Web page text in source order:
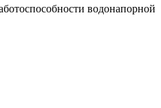
водонапорной